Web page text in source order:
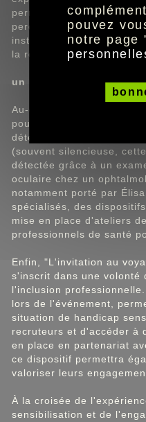
permettra aux
perception du monde et
instants, une expérience
la réalité des personnes
un message fort de
Au-delà de cette
pour objectif de
détection du
(souvent silencieuse,
détectée grâce à un
oculaire chez un
notamment porté par
spécialisés, des
mise en place d'ateliers
professionnels de santé
Enfin, "L'invitation au
s'inscrit dans une volonté
l'inclusion
lors de l'événement,
situation de handicap
recruteurs et d'accéder à
en place en partenariat
ce dispositif permettra
valoriser leurs
À la croisée de
sensibilisation et de
pouvez
notre page